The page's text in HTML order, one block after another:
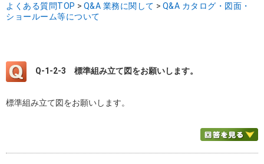
よくある質問TOP > Q&A 業務に関して > Q&A カタログ・図面・
ショールーム等について
Q-1-2-3 標準組み立て図をお願いします。
標準組み立て図をお願いします。